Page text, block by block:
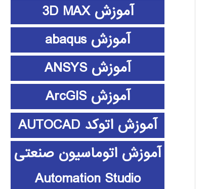
آموزش 3D MAX
آموزش abaqus
آموزش ANSYS
آموزش ArcGIS
آموزش اتوکد AUTOCAD
آموزش اتوماسیون صنعتی
Automation Studio